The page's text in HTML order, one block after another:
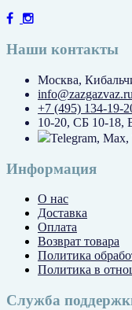
Наши контакты
Москва,
info@zazgazvaz.ru
+7 (495) 134-19-
10-20, СБ 10-18,
Telegram,
Информация
О нас
Доставка
Оплата
Возврат товара
Политика
Политика в
Служба